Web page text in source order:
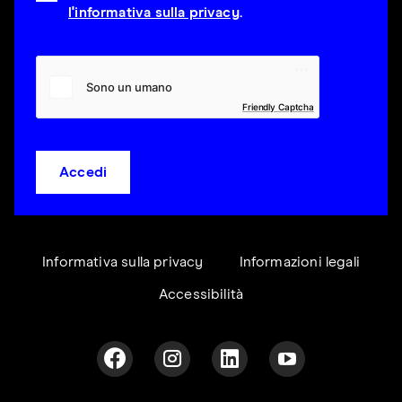
l'informativa sulla privacy.
Friendly Captcha
Accedi
Informativa sulla privacy Informazioni legali
Accessibilità